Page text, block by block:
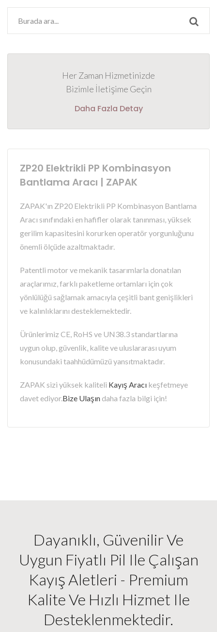
Her Zaman Hizmetinizde
Bizimle İletişime Geçin
Daha Fazla Detay
ZP20 Elektrikli PP Kombinasyon
Bantlama Aracı | ZAPAK
ZAPAK'ın ZP20 Elektrikli PP Kombinasyon Bantlama
Aracı sınıfındaki en hafifler olarak tanınması, yüksek
gerilim kapasitesini korurken operatör yorgunluğunu
önemli ölçüde azaltmaktadır.
Patentli motor ve mekanik tasarımlarla donatılan
araçlarımız, farklı paketleme ortamları için çok
yönlülüğü sağlamak amacıyla çeşitli bant genişlikleri
ve kalınlıklarını desteklemektedir.
Ürünlerimiz CE, RoHS ve UN38.3 standartlarına
uygun olup, güvenlik, kalite ve uluslararası uyum
konusundaki taahhüdümüzü yansıtmaktadır.
ZAPAK sizi yüksek kaliteli Kayış Aracı keşfetmeye
davet ediyor.Bize Ulaşındaha fazla bilgi için!
Dayanıklı, Güvenilir Ve
Uygun Fiyatlı Pil Ile Çalışan
Kayış Aletleri - Premium
Kalite Ve Hızlı Hizmet Ile
Desteklenmektedir.